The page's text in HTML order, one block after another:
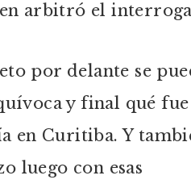
arbitró el
por delante se
y final qué
en Curitiba. Y
luego con esas